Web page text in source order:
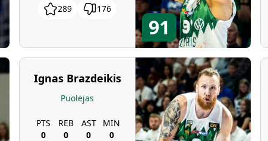
289 176
91
Ignas Brazdeikis
Puolėjas
PTS
0
REB
0
AST
0
MIN
0